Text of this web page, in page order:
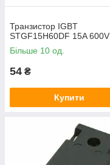
Транзистор IGBT
STGF15H60DF 15A 600V
Більше 10 од.
54 ₴
Купити